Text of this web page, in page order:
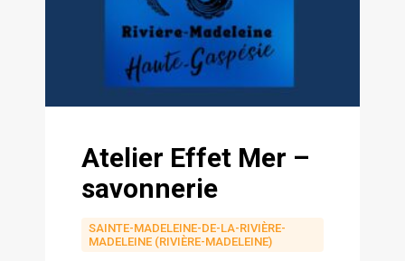
Atelier Effet Mer –
savonnerie
SAINTE-MADELEINE-DE-LA-RIVIÈRE-
MADELEINE (RIVIÈRE-MADELEINE)